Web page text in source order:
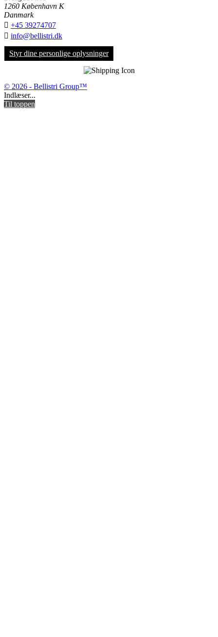
1260 København K
Danmark
 +45 39274707
 info@bellistri.dk
Styr dine personlige oplysninger
© 2026 - Bellistri Group™
Indlæser...
Til toppen